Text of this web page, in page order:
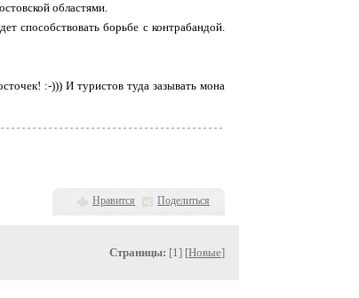
областями.
способствовать борьбе с контрабандой.
:-))) И туристов туда зазывать мона
Нравится Поделиться
Страницы: [1] [Новые]